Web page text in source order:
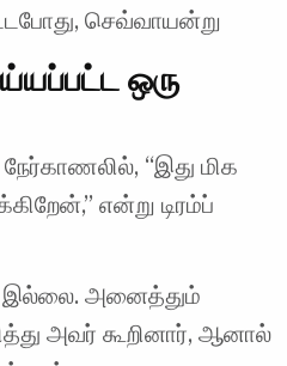
​​செவ்வாயன்று
ஒரு
“இது மிக
என்று டிரம்ப்
இல்லை. அனைத்தும்
அவர் கூறினார், ஆனால்